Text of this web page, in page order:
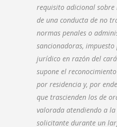
requisito adicional sobre
de una conducta de no
normas penales o
sancionadoras,
jurídico en razón del
supone el
por residencia y, por
que trascienden los de
valorada atendiendo a
solicitante durante un